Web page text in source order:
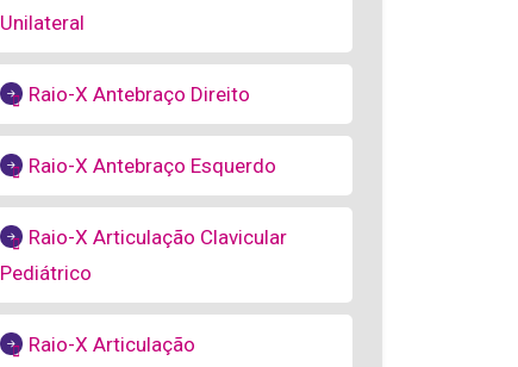
Unilateral
Raio-X Antebraço Direito
Raio-X Antebraço Esquerdo
Raio-X Articulação Clavicular
Pediátrico
Raio-X Articulação